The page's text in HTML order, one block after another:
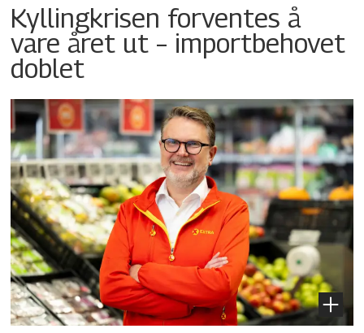
Kyllingkrisen forventes å
vare året ut – importbehovet
doblet